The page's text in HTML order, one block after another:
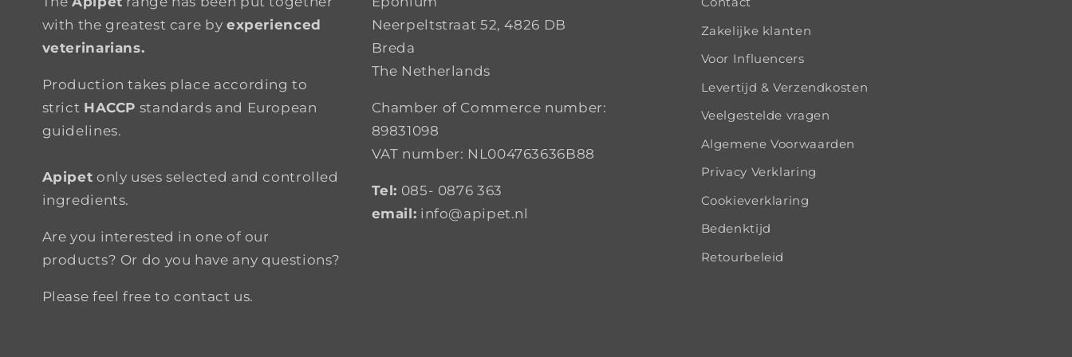
with the greatest care by experienced
veterinarians.
Production takes place according to
strict HACCP standards and European
guidelines.
Apipet only uses selected and controlled
ingredients.
Are you interested in one of our
products? Or do you have any questions?
Please feel free to contact us.
Neerpeltstraat 52, 4826 DB
Breda
The Netherlands
Chamber of Commerce number:
89831098
VAT number: NL004763636B88
Tel: 085- 0876 363
email: info@apipet.nl
Zakelijke klanten
Voor Influencers
Levertijd & Verzendkosten
Veelgestelde vragen
Algemene Voorwaarden
Privacy Verklaring
Cookieverklaring
Bedenktijd
Retourbeleid